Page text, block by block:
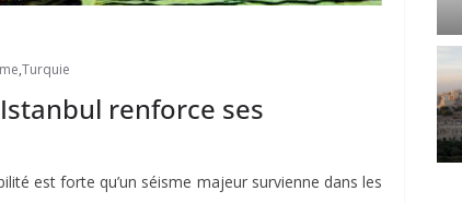
,Turquie
renforce ses
est forte qu’un séisme majeur survienne dans les